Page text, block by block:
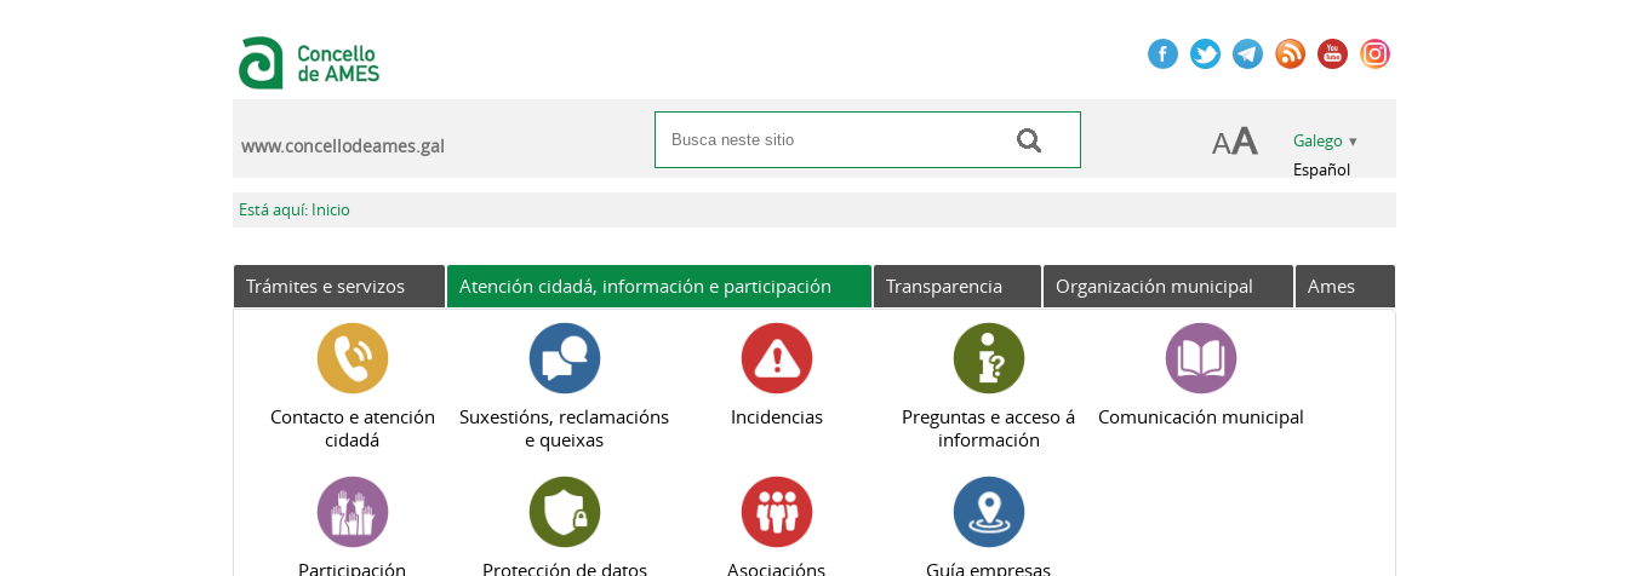
Formulario de busca
Buscar
Galego
Español
www.concellodeames.gal
Vostede está aquí
Está aquí: Inicio
Trámites e servizos Atención cidadá, información e participación Transparencia Organización municipal Ames
Contacto e atención
cidadá
Suxestións, reclamacións
e queixas
Incidencias
Preguntas e acceso á
información
Comunicación municipal
Participación
Protección de datos
Asociacións Guía empresas